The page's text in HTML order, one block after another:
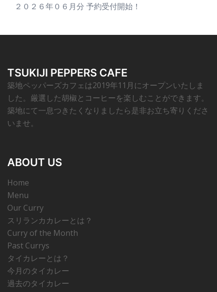
２０２６年０６月分 予約受付開始！
TSUKIJI PEPPERS CAFE
築地ペッパーズカフェは2019年11月にオープンいたしま
した。厳選した胡椒とコーヒーを楽しむことができます。
築地にて一息つきたくなりましたら是非お立ち寄りくださ
いませ。
ABOUT US
Home
Menu
Our Curry
スリランカカレーとは？
Curry of the Month
Past Currys
タイカレーとは？
今月のタイカレー
過去のタイカレー